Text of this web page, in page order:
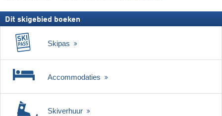
Dit skigebied boeken
Skipas
Accommodaties
Skiverhuur